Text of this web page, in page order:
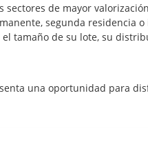
sectores de mayor
segunda residencia
tamaño de su lote, su
una oportunidad para